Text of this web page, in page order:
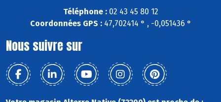
Téléphone :02 43 45 80 12
Coordonnées GPS :47,702414 ° , -0,051436 °
Nous suivre sur